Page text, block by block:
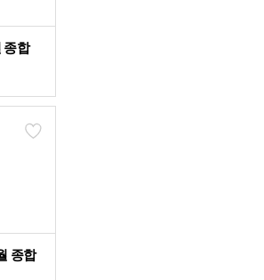
의] 12. 제5장 한계효용이론
의] 15. 예산제약과 소비자균형
종합
종합